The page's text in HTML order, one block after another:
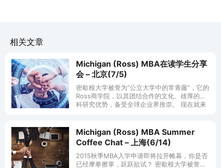
相关文章
Michigan (Ross) MBA在读学生分享
会 – 北京(7/5)
密歇根大学被誉为“公立大学中的常青藤”，它的
Ross商学院，以其团结合作的文化、雄厚的学
科研究优势，备受全球企业界推崇。 现在就来
Michigan (Ross) MBA Summer
Coffee Chat – 上海(6/14)
2015秋季MBA入学申请即将拉开帷幕，你是否
已经摩拳擦掌，跃跃欲试？ 密歇根大学被誉